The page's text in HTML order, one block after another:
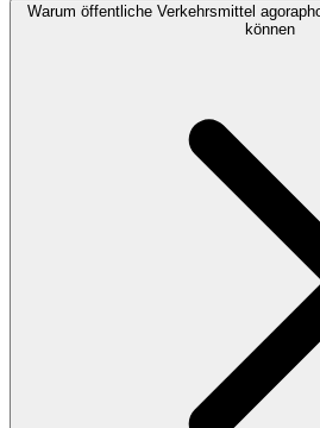
Warum öffentliche Verkehrsmittel
können